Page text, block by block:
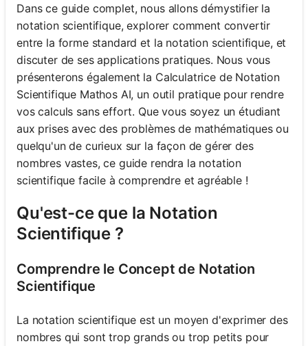
Dans ce guide complet, nous allons démystifier la
notation scientifique, explorer comment convertir
entre la forme standard et la notation scientifique, et
discuter de ses applications pratiques. Nous vous
présenterons également la Calculatrice de Notation
Scientifique Mathos AI, un outil pratique pour rendre
vos calculs sans effort. Que vous soyez un étudiant
aux prises avec des problèmes de mathématiques ou
quelqu'un de curieux sur la façon de gérer des
nombres vastes, ce guide rendra la notation
scientifique facile à comprendre et agréable !
Qu'est-ce que la Notation
Scientifique ?
Comprendre le Concept de Notation
Scientifique
La notation scientifique est un moyen d'exprimer des
nombres qui sont trop grands ou trop petits pour